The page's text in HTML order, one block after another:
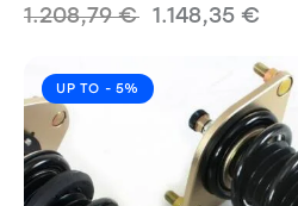
1.208,79€ 1.148,35 €
UP TO - 5%